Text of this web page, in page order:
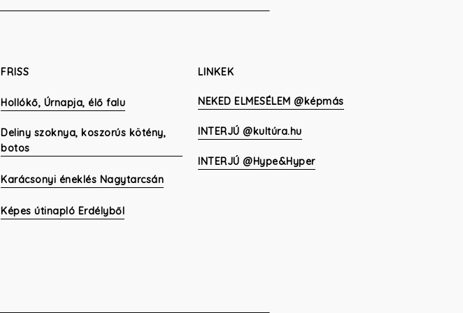
FRISS
Hollókő, Úrnapja, élő falu
Deliny szoknya, koszorús kötény,
botos
Karácsonyi éneklés Nagytarcsán
Képes útinapló Erdélyből
LINKEK
NEKED ELMESÉLEM @képmás
INTERJÚ @kultúra.hu
INTERJÚ @Hype&Hyper